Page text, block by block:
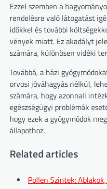
Ezzel szemben a
rendelésre való látogatást
időkkel és további
vények miatt. Ez akadályt
számára, különösen vidéki
Továbbá, a házi
orvosi jóváhagyás nélkül,
számára, hogy azonnali
egészségügyi problémák
hogy ezek a gyógymódok
állapothoz.
Related articles
Pollen Szintek: